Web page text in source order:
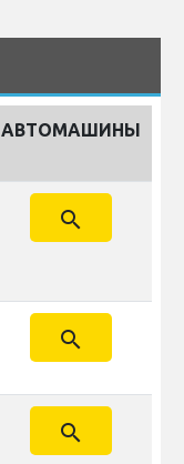
АВТОМАШИНЫ
search
search
search